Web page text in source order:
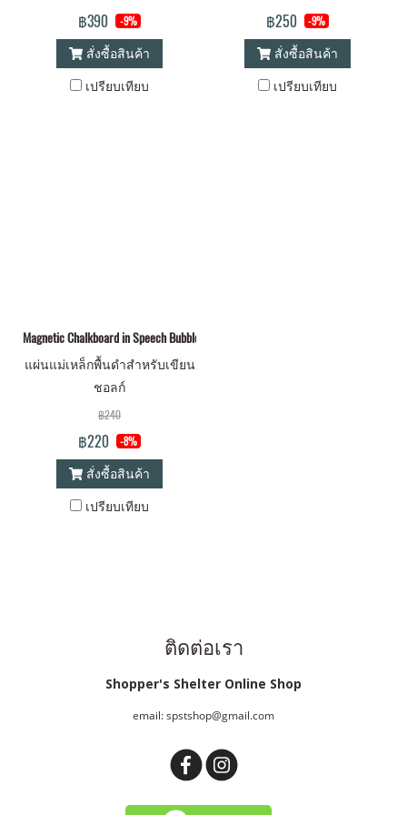
฿390 -9%
สั่งซื้อสินค้า
เปรียบเทียบ
฿250 -9%
สั่งซื้อสินค้า
เปรียบเทียบ
Magnetic Chalkboard in Speech Bubble shape
แผ่นแม่เหล็กพื้นดำสำหรับเขียน
ชอลก์
฿240
฿220 -8%
สั่งซื้อสินค้า
เปรียบเทียบ
ติดต่อเรา
Shopper's Shelter Online Shop
email: spstshop@gmail.com